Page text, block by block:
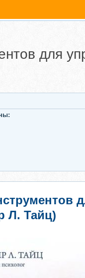
для
Л. Тайц)